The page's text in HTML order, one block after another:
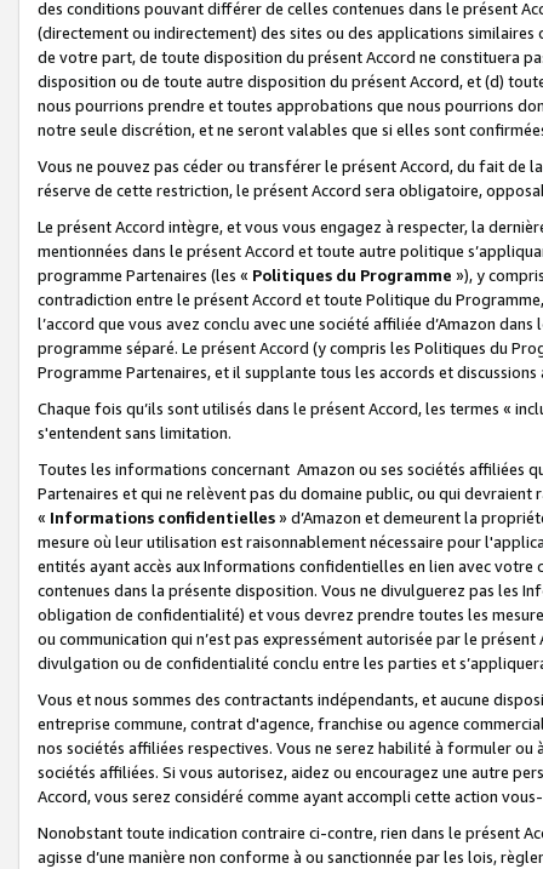
des conditions pouvant différer de celles contenues dans le présent
(directement ou indirectement) des sites ou des applications
de votre part, de toute disposition du présent Accord ne constituera
disposition ou de toute autre disposition du présent Accord, et (d)
nous pourrions prendre et toutes approbations que nous pourrions
notre seule discrétion, et ne seront valables que si elles sont
Vous ne pouvez pas céder ou transférer le présent Accord, du fait de
réserve de cette restriction, le présent Accord sera obligatoire,
Le présent Accord intègre, et vous vous engagez à respecter, la
mentionnées dans le présent Accord et toute autre politique
programme Partenaires (les « Politiques du Programme »), y
contradiction entre le présent Accord et toute Politique du
l’accord que vous avez conclu avec une société affiliée d’Amazon
programme séparé. Le présent Accord (y compris les Politiques du
Programme Partenaires, et il supplante tous les accords et discussions
Chaque fois qu’ils sont utilisés dans le présent Accord, les termes «
s'entendent sans limitation.
Toutes les informations concernant Amazon ou ses sociétés affiliées
Partenaires et qui ne relèvent pas du domaine public, ou qui
« Informations confidentielles» d’Amazon et demeurent la
mesure où leur utilisation est raisonnablement nécessaire pour
entités ayant accès aux Informations confidentielles en lien avec
contenues dans la présente disposition. Vous ne divulguerez pas les
obligation de confidentialité) et vous devrez prendre toutes les
ou communication qui n’est pas expressément autorisée par le
divulgation ou de confidentialité conclu entre les parties et
Vous et nous sommes des contractants indépendants, et aucune
entreprise commune, contrat d'agence, franchise ou agence
nos sociétés affiliées respectives. Vous ne serez habilité à formuler
sociétés affiliées. Si vous autorisez, aidez ou encouragez une autre
Accord, vous serez considéré comme ayant accompli cette action
Nonobstant toute indication contraire ci-contre, rien dans le présent
agisse d’une manière non conforme à ou sanctionnée par les lois,